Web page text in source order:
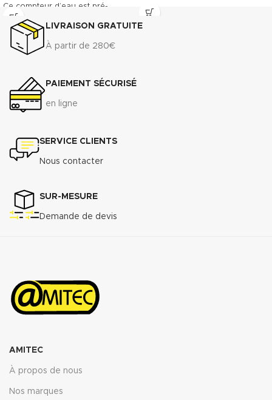
Ce compteur d’eau est pré-
équipé pour recevoir la pose
d’un émetteur à impulsions.
Classe métrologique A. Corps en
fonte revêtu, offrant une grande
Raccordement à brides du DN 50
au DN 300
NBR. Le TECNIFIBRE80 possède
LIVRAISON GRATUITE
À partir de 280€
PAIEMENT SÉCURISÉ
en ligne
SERVICE CLIENTS
Nous contacter
SUR-MESURE
Demande de devis
AMITEC
À propos de nous
Nos marques